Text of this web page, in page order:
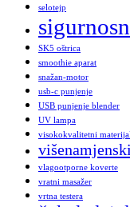
selotejp
SK5 oštrica
smoothie aparat
snažan-motor
usb-c punjenje
USB punjenje blender
UV lampa
visokokvalitetni
vlagootporne koverte
vratni masažer
vrtna testera